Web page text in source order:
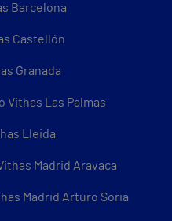
Barcelona
Castellón
Granada
Vithas Las Palmas
Lleida
Madrid Aravaca
Madrid Arturo Soria